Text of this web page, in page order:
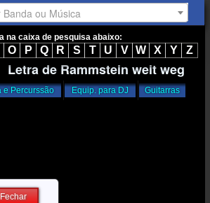
na caixa de pesquisa abaixo:
O P Q R S T U V W X Y Z
Letra de Rammstein weit weg
e Percurssão Equip. para DJ Guitarras
Fechar
Banda ou Música